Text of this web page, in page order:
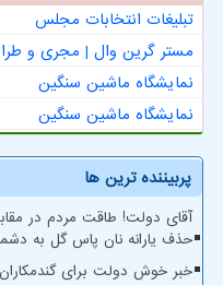
تبلیغات انتخابات مجلس
مستر گرین وال | مجری و
نمایشگاه ماشین سنگین
نمایشگاه ماشین سنگین
پربیننده ترین ها
آقای دولت! طاقت مردم در
حذف یارانه نان پاس گل به
خبر خوش دولت برای گندمکاران